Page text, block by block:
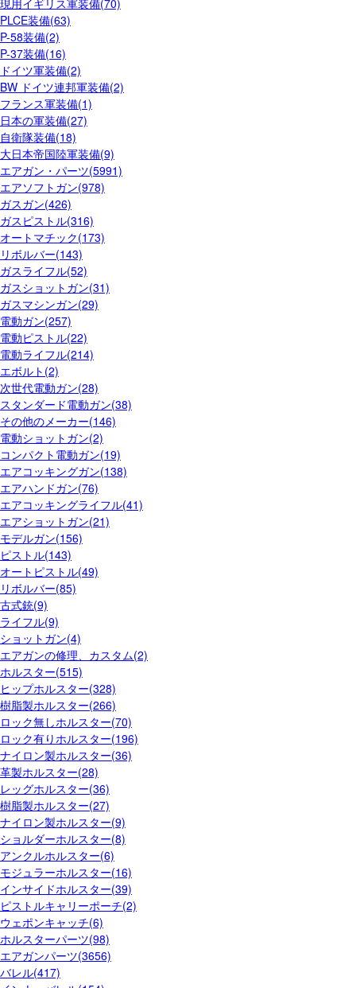
現用イギリス軍装備(70)
PLCE装備(63)
P-58装備(2)
P-37装備(16)
ドイツ軍装備(2)
BW ドイツ連邦軍装備(2)
フランス軍装備(1)
日本の軍装備(27)
自衛隊装備(18)
大日本帝国陸軍装備(9)
エアガン・パーツ(5991)
エアソフトガン(978)
ガスガン(426)
ガスピストル(316)
オートマチック(173)
リボルバー(143)
ガスライフル(52)
ガスショットガン(31)
ガスマシンガン(29)
電動ガン(257)
電動ピストル(22)
電動ライフル(214)
エボルト(2)
次世代電動ガン(28)
スタンダード電動ガン(38)
その他のメーカー(146)
電動ショットガン(2)
コンパクト電動ガン(19)
エアコッキングガン(138)
エアハンドガン(76)
エアコッキングライフル(41)
エアショットガン(21)
モデルガン(156)
ピストル(143)
オートピストル(49)
リボルバー(85)
古式銃(9)
ライフル(9)
ショットガン(4)
エアガンの修理、カスタム(2)
ホルスター(515)
ヒップホルスター(328)
樹脂製ホルスター(266)
ロック無しホルスター(70)
ロック有りホルスター(196)
ナイロン製ホルスター(36)
革製ホルスター(28)
レッグホルスター(36)
樹脂製ホルスター(27)
ナイロン製ホルスター(9)
ショルダーホルスター(8)
アンクルホルスター(6)
モジュラーホルスター(16)
インサイドホルスター(39)
ピストルキャリーポーチ(2)
ウェポンキャッチ(6)
ホルスターパーツ(98)
エアガンパーツ(3656)
バレル(417)